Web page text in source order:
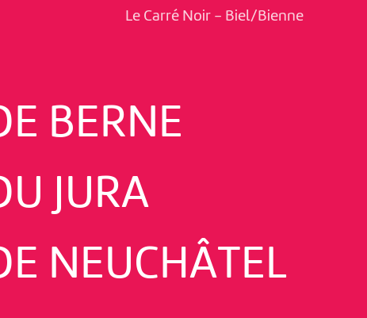
BERNE
JURA
NEUCHÂTEL
Le Carré Noir - Biel/Bienne